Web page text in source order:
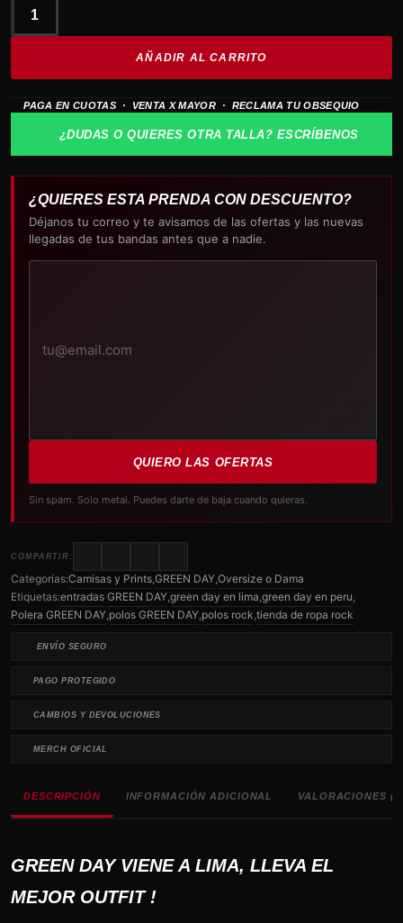
GREEN
y
corbata
cantidad
AÑADIR AL CARRITO
PAGA EN CUOTAS · VENTA X MAYOR · RECLAMA TU OBSEQUIO
¿DUDAS O QUIERES OTRA TALLA? ESCRÍBENOS
¿QUIERES ESTA PRENDA CON DESCUENTO?
Déjanos tu correo y te avisamos de las ofertas y las nuevas
llegadas de tus bandas antes que a nadie.
QUIERO LAS OFERTAS
Sin spam. Solo metal. Puedes darte de baja cuando quieras.
COMPARTIR:
Categorías:Camisas y Prints,GREEN DAY,Oversize o Dama
Etiquetas:entradas GREEN DAY,green day en lima,green day en peru,
Polera GREEN DAY,polos GREEN DAY,polos rock,tienda de ropa rock
ENVÍO SEGURO
PAGO PROTEGIDO
CAMBIOS Y DEVOLUCIONES
MERCH OFICIAL
DESCRIPCIÓN INFORMACIÓN ADICIONAL VALORACIONES
GREEN DAY VIENE A LIMA, LLEVA EL
MEJOR OUTFIT !